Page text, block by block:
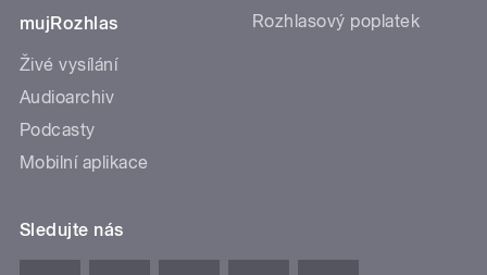
mujRozhlas
Živé vysílání
Audioarchiv
Podcasty
Mobilní aplikace
Rozhlasový poplatek
Sledujte nás